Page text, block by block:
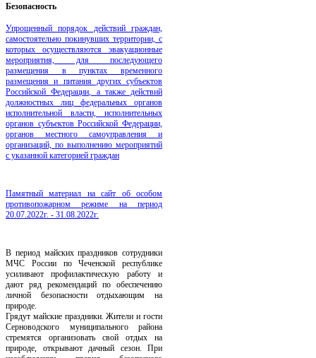
Безопаcность
Упрощенный порядок действий граждан,
самостоятельно покинувших территории, с
которых осуществляются эвакуационные
мероприятия, для последующего
размещения в пунктах временного
размещения и питания других субъектов
Российской Федерации, а также действий
должностных лиц федеральных органов
исполнительной власти, исполнительных
органов субъектов Российской Федерации,
органов местного самоуправления и
организаций, по выполнению мероприятий
с указанной категорией граждан
Памятный материал на сайт об особом
противопожарном режиме на период
20.07.2022г. - 31.08.2022г.
В период майских праздников сотрудники
МЧС России по Чеченской республике
усиливают профилактическую работу и
дают ряд рекомендаций по обеспечению
личной безопасности отдыхающим на
природе.
Грядут майские праздники. Жители и гости
Серноводского муниципального района
стремятся организовать свой отдых на
природе, открывают дачный сезон. При